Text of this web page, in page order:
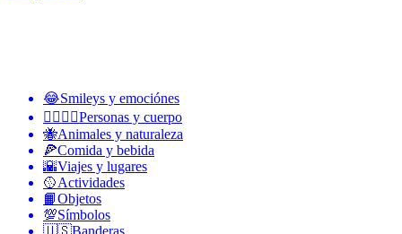
😂Smileys y emociónes
👩‍❤️‍💋‍👨Personas y cuerpo
🐝Animales y naturaleza
🍕Comida y bebida
🌇Viajes y lugares
🥎Actividades
📙Objetos
💯Símbolos
🇺🇸Banderas